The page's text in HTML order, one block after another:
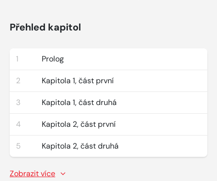
Přehled kapitol
1 Prolog
2 Kapitola 1, část první
3 Kapitola 1, část druhá
4 Kapitola 2, část první
5 Kapitola 2, část druhá
Zobrazit více